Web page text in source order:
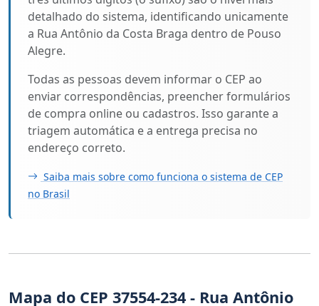
detalhado do sistema, identificando unicamente
a Rua Antônio da Costa Braga dentro de Pouso
Alegre.
Todas as pessoas devem informar o CEP ao
enviar correspondências, preencher formulários
de compra online ou cadastros. Isso garante a
triagem automática e a entrega precisa no
endereço correto.
Saiba mais sobre como funciona o sistema de CEP
no Brasil
Mapa do CEP 37554-234 - Rua Antônio